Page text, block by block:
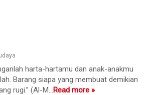
harta-hartamu dan anak-anakmu
Barang siapa yang membuat demikian
rugi.” (Al-M...Read more »